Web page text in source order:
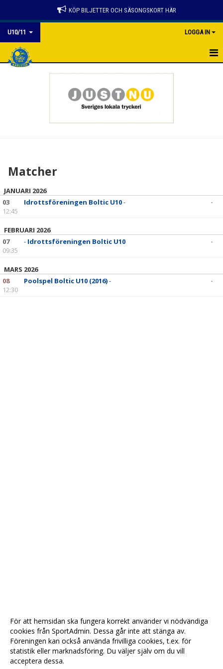
KÖP BILJETTER OCH SÄSONGSKORT HÄR
U10/11 LOGGA IN
DOKUMENT
Matcher
JANUARI 2026
03
12:45
Idrottsföreningen Boltic U10- -
FEBRUARI 2026
07
09:35
- Idrottsföreningen Boltic U10 -
MARS 2026
08
12:30
Poolspel Boltic U10 (2016)- -
För att hemsidan ska fungera korrekt använder vi nödvändiga
cookies från SportAdmin. Dessa går inte att stänga av.
Föreningen kan också använda frivilliga cookies, t.ex. för
statistik eller marknadsföring. Du väljer själv om du vill
acceptera dessa.